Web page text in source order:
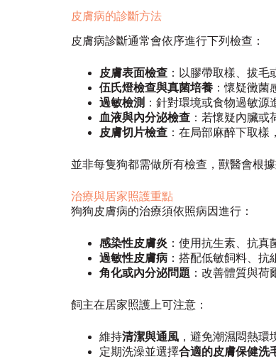
皮膚病的診斷方法
皮膚病診斷通常會依序進行下列檢查：
皮膚表面檢查 ：以膠帶取樣、拔毛
伍氏燈檢查與真菌培養 ：懷疑黴菌
過敏檢測 ：針對環境或食物過敏源
血液與內分泌檢查 ：若懷疑內臟或
皮膚切片檢查 ：在局部麻醉下取樣
並非每隻狗都需做所有檢查，獸醫會根據
治療與居家照護重點
狗狗皮膚病的治療須依照病因進行：
感染性皮膚炎 ：使用抗生素、抗真
過敏性皮膚病 ：搭配低敏飼料、抗
角化或內分泌問題 ：改善體質與荷
飼主在居家照護上可注意：
維持清潔與通風 ，避免潮濕悶熱環
定期洗澡並選擇合適的皮膚保健洗